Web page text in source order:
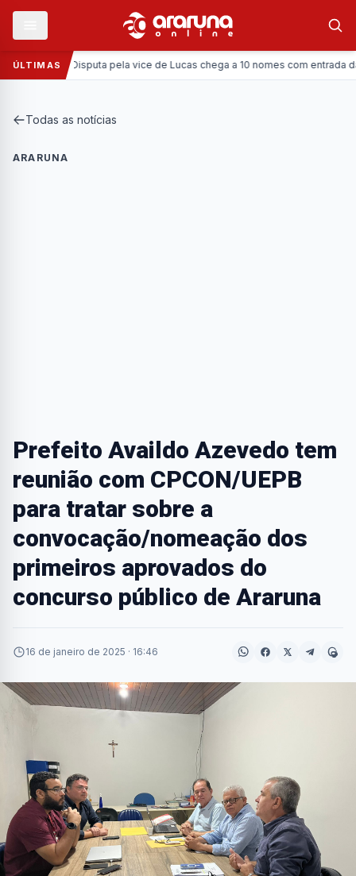
ÚLTIMAS
Política:Disputa pela vice de Lucas chega a 10 nomes com entrada da
Todas as notícias
ARARUNA
Prefeito Availdo Azevedo tem
reunião com CPCON/UEPB
para tratar sobre a
convocação/nomeação dos
primeiros aprovados do
concurso público de Araruna
16 de janeiro de 2025 · 16:46